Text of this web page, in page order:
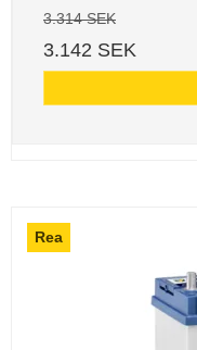
3.314 SEK
3.142 SEK
Rea